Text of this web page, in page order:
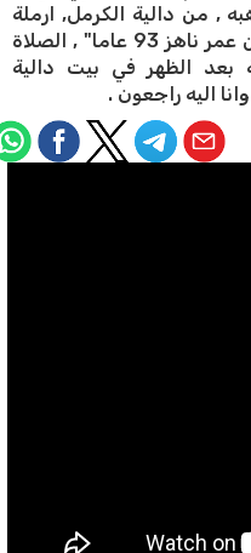
, من دالية الكرمل, ارملة
المرحوم ابو سامي فهيم وهبه , عن عمر ناهز 93 عاما" , الصلاة
بعد الظهر في بيت دالية
اليه راجعون .